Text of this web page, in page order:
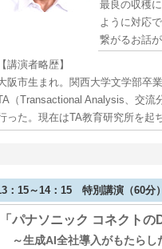
最良の収穫
ように対応
繋がるお話
講演者略歴】
阪市生まれ。関西大学文学部卒
（Transactional Analysis、交流
った。現在はTA教育研究所を起
：15～14：15 特別講演（60分）
「パナソニック コネクトの
～生成AI全社導入がもたらし